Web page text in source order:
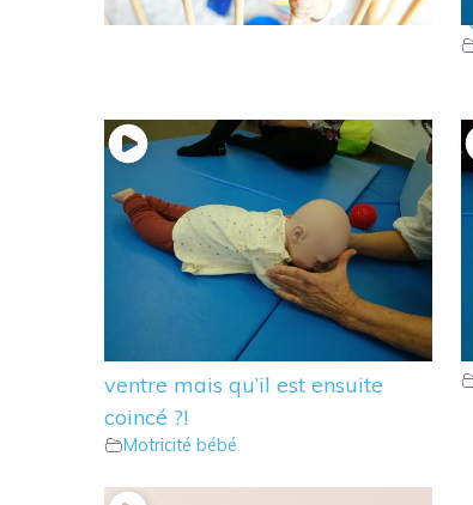
Motricité bébé
12 – Que faire lorsque votre
bébé se retourne du dos sur le
ventre mais qu’il est ensuite
coincé ?!
Motricité bébé